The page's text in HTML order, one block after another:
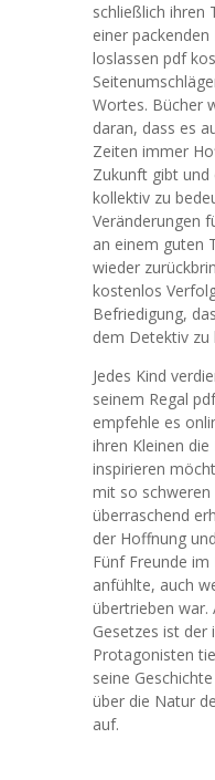
schließlich ihren
einer
loslassen pdf
Wortes. Bücher
daran, dass es
Zeiten immer
Zukunft gibt und
kollektiv zu
Veränderungen
an einem guten
wieder
kostenlos
Befriedigung,
dem Detektiv zu
Jedes Kind
seinem Regal
empfehle es
ihren Kleinen
inspirieren
mit so
überraschend
der Hoffnung
Fünf Freunde
anfühlte, auch
übertrieben war.
Gesetzes ist der
Protagonisten
seine
über die Natur
auf.